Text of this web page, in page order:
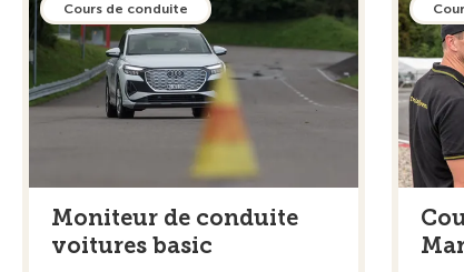
Cours de conduite
Moniteur de conduite
voitures basic